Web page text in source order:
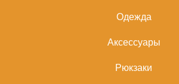
Одежда
Аксессуары
Рюкзаки